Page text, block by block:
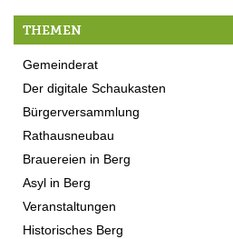
THEMEN
Gemeinderat
Der digitale Schaukasten
Bürgerversammlung
Rathausneubau
Brauereien in Berg
Asyl in Berg
Veranstaltungen
Historisches Berg